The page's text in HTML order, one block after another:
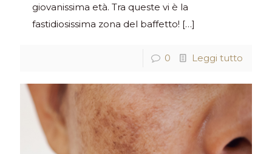
giovanissima età. Tra queste vi è la
fastidiosissima zona del baffetto! […]
0 Leggi tutto